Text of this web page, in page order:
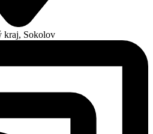
kraj, Sokolov